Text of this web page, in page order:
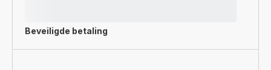
Beveiligde betaling